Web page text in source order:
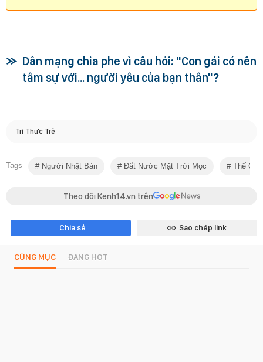
Dân mạng chia phe vì câu hỏi: "Con gái có nên
tâm sự với... người yêu của bạn thân"?
Trí Thức Trẻ
Tags Người Nhật Bản Đất Nước Mặt Trời Mọc Thế
Theo dõi Kenh14.vn trên
Chia sẻ Sao chép link
CÙNG MỤC ĐANG HOT